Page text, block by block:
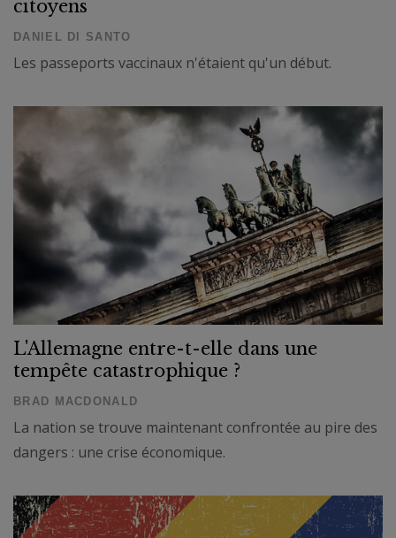
citoyens
DANIEL DI SANTO
Les passeports vaccinaux n'étaient qu'un début.
L'Allemagne entre-t-elle dans une
tempête catastrophique ?
BRAD MACDONALD
La nation se trouve maintenant confrontée au pire des
dangers : une crise économique.